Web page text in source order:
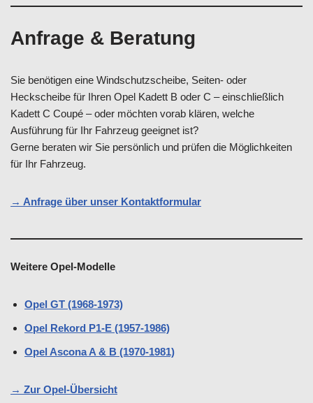
Anfrage & Beratung
Sie benötigen eine Windschutzscheibe, Seiten- oder
Heckscheibe für Ihren Opel Kadett B oder C – einschließlich
Kadett C Coupé – oder möchten vorab klären, welche
Ausführung für Ihr Fahrzeug geeignet ist?
Gerne beraten wir Sie persönlich und prüfen die Möglichkeiten
für Ihr Fahrzeug.
→ Anfrage über unser Kontaktformular
Weitere Opel-Modelle
Opel GT (1968-1973)
Opel Rekord P1-E (1957-1986)
Opel Ascona A & B (1970-1981)
→ Zur Opel-Übersicht